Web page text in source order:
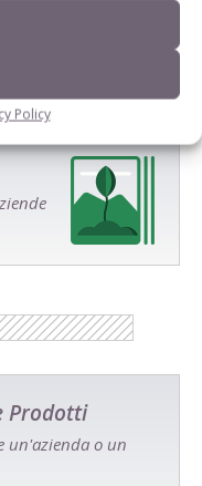
Policy
Prodotti
un'azienda o un